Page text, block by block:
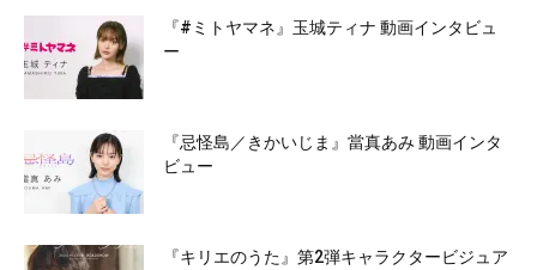
『#ミトヤマネ』玉城ティナ 動画インタビュ
ー
『忌怪島／きかいじま』當真あみ 動画インタ
ビュー
『キリエのうた』第2弾キャラクタービジュア